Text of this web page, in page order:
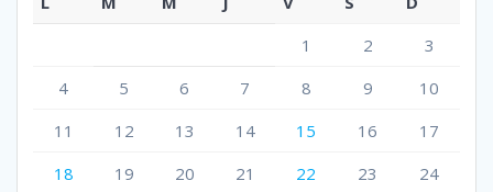
1
2
3
4
5 6 7 8 9
10
11
12 13 14 15 16
17
18
19 20 21 22 23
24